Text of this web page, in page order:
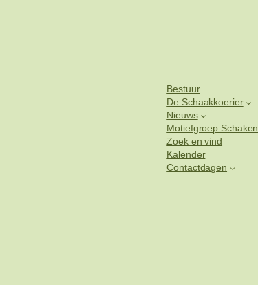
Bestuur
De Schaakkoerier
Nieuws
Motiefgroep Schaken
Zoek en vind
Kalender
Contactdagen